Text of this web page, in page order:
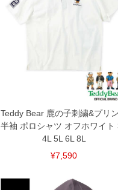
上の品が対象。1本5,999円以下の商
出荷まで約1週間～20日間程お時間
尚、裾上げした商品は返品・交換不
一部、お直しに対応出来ない商品
※商品によって若干のサイズの誤差
ンピュータ画面）によって、商品
※当店での掲載商品は、実店鋪と
舗からのお取り寄せ等により、お
す。そのようなことがない様最大
連絡させて頂きますので予めご了承く
Teddy Bear 鹿の子刺繍&プリ
半袖 ポロシャツ オフホワイト
4L 5L 6L 8L
¥7,590